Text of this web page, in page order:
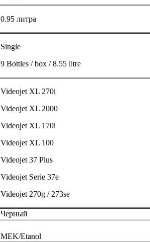
0.95 литра
Single
9 Bottles / box / 8.55 litre
Videojet XL 270i
Videojet XL 2000
Videojet XL 170i
Videojet XL 100
Videojet 37 Plus
Videojet Serie 37e
Videojet 270g / 273se
Черный
MEK/Etanol